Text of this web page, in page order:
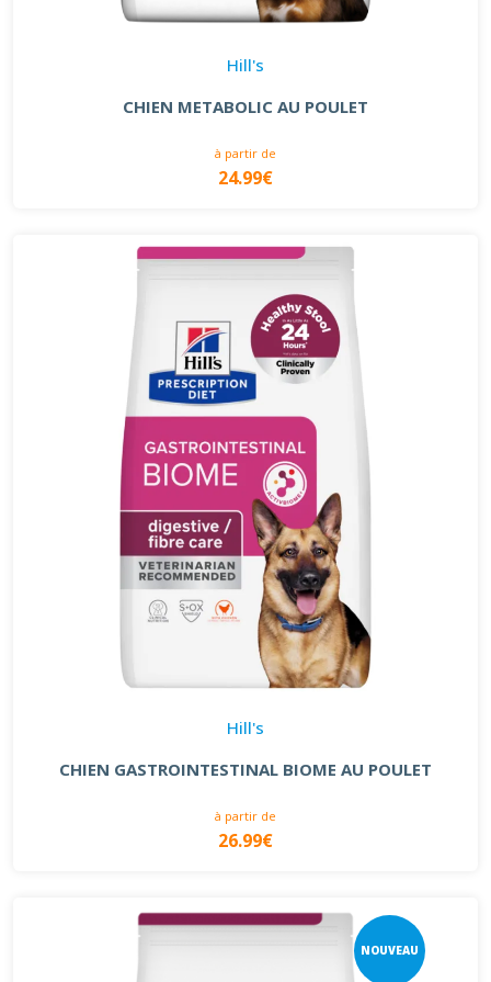
Hill's
CHIEN METABOLIC AU POULET
à partir de
24.99€
Hill's
CHIEN GASTROINTESTINAL BIOME AU POULET
à partir de
26.99€
NOUVEAU